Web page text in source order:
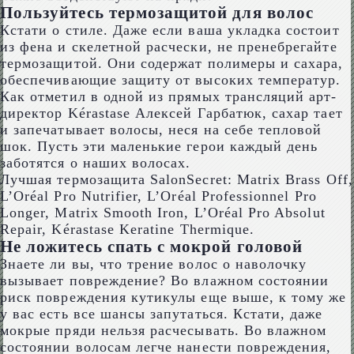
Пользуйтесь термозащитой для волос
Кстати о стиле. Даже если ваша укладка состоит
из фена и скелетной расчески, не пренебрегайте
термозащитой. Они содержат полимеры и сахара,
обеспечивающие защиту от высоких температур.
Как отметил в одной из прямых трансляций арт-
директор Kérastase Алексей Гарбатюк, сахар тает
и запечатывает волосы, неся на себе тепловой
шок. Пусть эти маленькие герои каждый день
заботятся о наших волосах.
Лучшая термозащита SalonSecret: Matrix Brass Off,
L’Oréal Pro Nutrifier, L’Oréal Professionnel Pro
Longer, Matrix Smooth Iron, L’Oréal Pro Absolut
Repair, Kérastase Keratine Thermique.
Не ложитесь спать с мокрой головой
Знаете ли вы, что трение волос о наволочку
вызывает повреждение? Во влажном состоянии
риск повреждения кутикулы еще выше, к тому же
у вас есть все шансы запутаться. Кстати, даже
мокрые пряди нельзя расчесывать. Во влажном
состоянии волосам легче нанести повреждения,